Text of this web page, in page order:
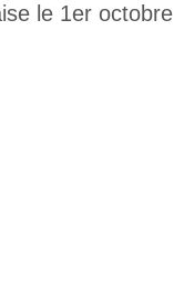
le 1er octobre